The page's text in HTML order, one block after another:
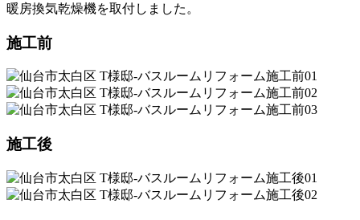
暖房換気乾燥機を取付しました。
施工前
施工後